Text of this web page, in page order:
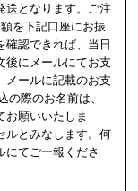
送となります。ご注
を下記口座にお振
確認できれば、当日
にメールにてお支
メールに記載のお支
の際のお名前は、
お願いいたしま
とみなします。何
にてご一報くださ